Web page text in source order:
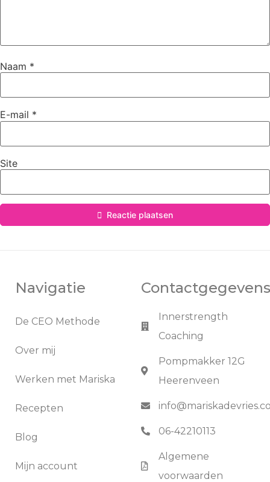
Naam *
E-mail *
Site
Reactie plaatsen
Navigatie
De CEO Methode
Over mij
Werken met Mariska
Recepten
Blog
Mijn account
Contactgegevens
Innerstrength
Coaching
Pompmakker 12G
Heerenveen
06-42210113
Algemene
voorwaarden